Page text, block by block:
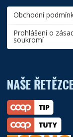
Obchodní
Prohlášení o
soukromí
NAŠE